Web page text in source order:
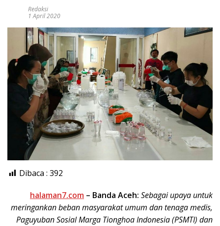
Redaksi
1 April 2020
Dibaca : 392
halaman7.com – Banda Aceh: Sebagai upaya untuk
meringankan beban masyarakat umum dan tenaga medis,
Paguyuban Sosial Marga Tionghoa Indonesia (PSMTI) dan